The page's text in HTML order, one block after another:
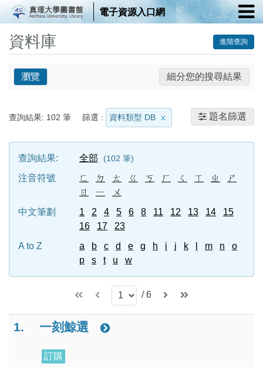
電子資源入口網
資料庫 進階查詢
瀏覽 細分您的搜尋結果
題名篩選
查詢結果: 102 筆 篩選 : 資料類型 DB
查詢結果: 全部 102 筆
注音符號 ㄈ ㄉ ㄊ ㄍ ㄎ ㄏ ㄑ ㄒ ㄓ
ㄕ
ㄖ
ㄧ
ㄨ
中文筆劃
1 2 4 5 6 8 11 12 13 14
15
16
17
23
A to Z
a b c d e g h i j k m n
o
p
s t u w
/ 6
1. 一刻鯨選
訂購